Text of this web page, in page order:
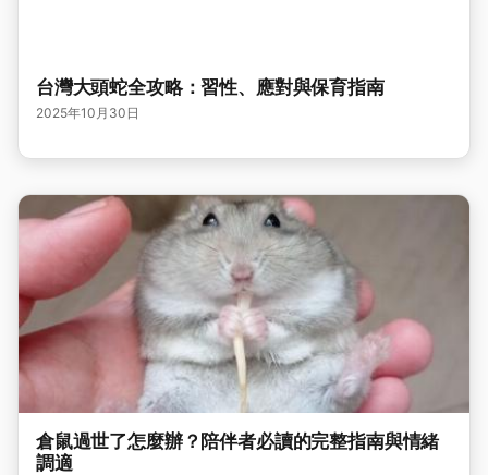
台灣大頭蛇全攻略：習性、應對與保育指南
2025年10月30日
倉鼠過世了怎麼辦？陪伴者必讀的完整指南與情緒
調適